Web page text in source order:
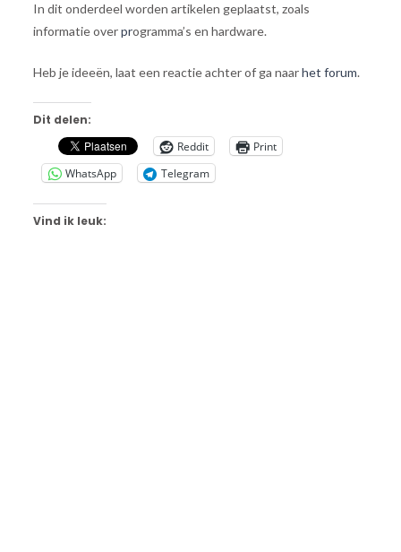
In dit onderdeel worden artikelen geplaatst, zoals
informatie overprogramma’s en hardware.
Heb je ideeën, laat een reactie achter of ga naarhet forum.
Dit delen:
Reddit
Print
WhatsApp
Telegram
Vind ik leuk: